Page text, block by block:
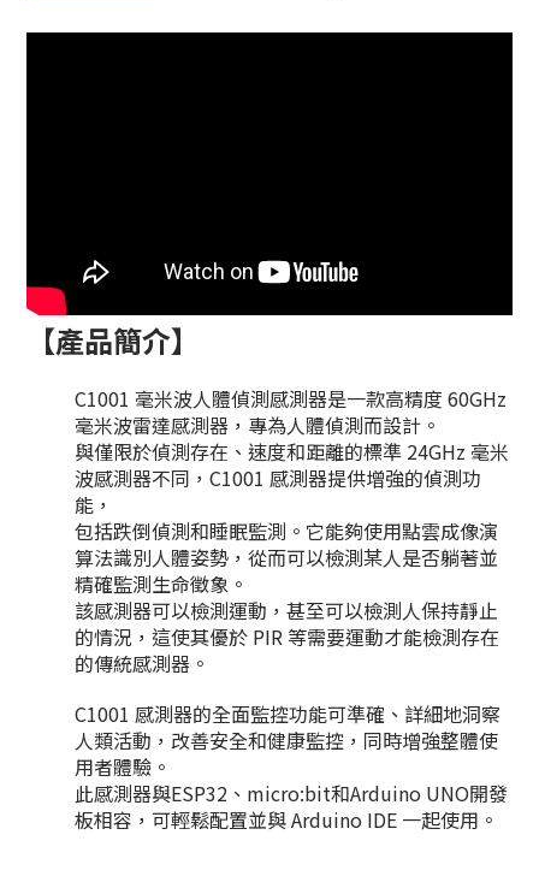
【產品簡介】
C1001 毫米波人體偵測感測器是一款高精度 60GHz
毫米波雷達感測器，專為人體偵測而設計。
與僅限於偵測存在、速度和距離的標準 24GHz 毫米
波感測器不同，C1001 感測器提供增強的偵測功
能，
包括跌倒偵測和睡眠監測。它能夠使用點雲成像演
算法識別人體姿勢，從而可以檢測某人是否躺著並
精確監測生命徵象。
該感測器可以檢測運動，甚至可以檢測人保持靜止
的情況，這使其優於 PIR 等需要運動才能檢測存在
的傳統感測器。
C1001 感測器的全面監控功能可準確、詳細地洞察
人類活動，改善安全和健康監控，同時增強整體使
用者體驗。
此感測器與ESP32、micro:bit和Arduino UNO開發
板相容，可輕鬆配置並與 Arduino IDE 一起使用。